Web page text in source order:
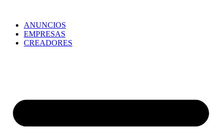
ANUNCIOS
EMPRESAS
CREADORES